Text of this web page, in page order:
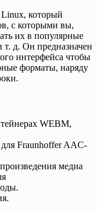
Linux, который
с которыми вы,
их в популярные
д. Он предназначен
интерфейса чтобы
форматы, наряду
WEBM,
Fraunhoffer AAC-
медиа